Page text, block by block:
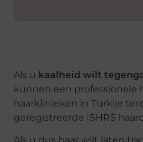
Als u kaalheid wilt
kunnen een professionele
haarklinieken in Turkije
geregistreerde ISHRS